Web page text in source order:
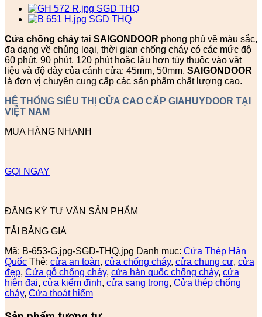
Cửa chống cháy tại SAIGONDOOR phong phú về màu sắc,
đa dạng về chủng loại, thời gian chống cháy có các mức độ
60 phút, 90 phút, 120 phút hoặc lâu hơn tùy thuộc vào vật
liệu và độ dày của cánh cửa: 45mm, 50mm. SAIGONDOOR
là đơn vị chuyên cung cấp các sản phẩm chất lượng cao.
HỆ THỐNG SIÊU THỊ CỬA CAO CẤP GIAHUYDOOR TẠI
VIỆT NAM
MUA HÀNG NHANH
GỌI NGAY
ĐĂNG KÝ TƯ VẤN SẢN PHẨM
TẢI BẢNG GIÁ
Mã: B-653-G.jpg-SGD-THQ.jpg Danh mục: Cửa Thép Hàn
Quốc Thẻ: cửa an toàn, cửa chống cháy, cửa chung cư, cửa
đẹp, Cửa gỗ chống cháy, cửa hàn quốc chống cháy, cửa
hiện đại, cửa kiểm định, cửa sang trọng, Cửa thép chống
cháy, Cửa thoát hiểm